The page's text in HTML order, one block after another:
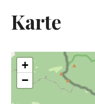
Karte
+
−